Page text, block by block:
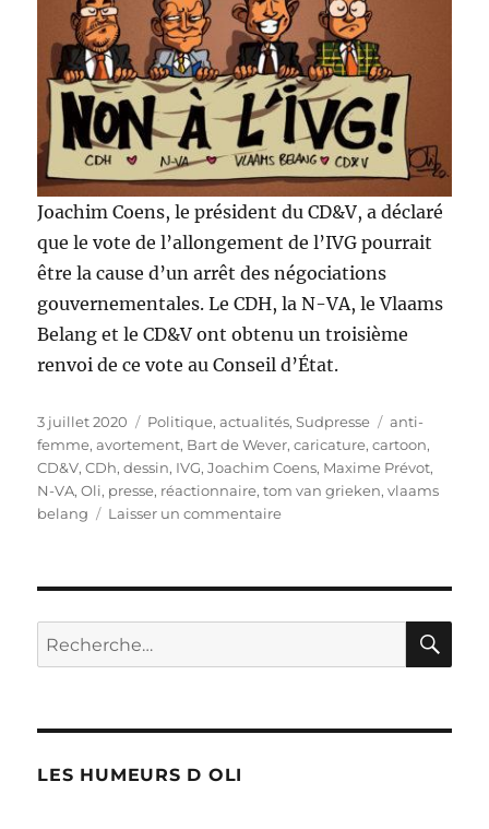
Joachim Coens, le président du CD&V, a déclaré
que le vote de l’allongement de l’IVG pourrait
être la cause d’un arrêt des négociations
gouvernementales. Le CDH, la N-VA, le Vlaams
Belang et le CD&V ont obtenu un troisième
renvoi de ce vote au Conseil d’État.
Publié
le
3 juillet 2020 Catégories
Politique, actualités,Sudpresse Étiquettes
anti-
femme,avortement, Bart de Wever,caricature,cartoon,
CD&V,CDh,dessin, IVG,Joachim Coens, Maxime Prévot,
N-VA,Oli, presse, réactionnaire,tom van grieken,vlaams
belang
Laisser un commentairesur
CDH,
CD&V,
Recherche
pour :
LES HUMEURS D OLI